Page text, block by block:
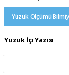
Yüzük Ölçümü
Yüzük İçi Yazısı